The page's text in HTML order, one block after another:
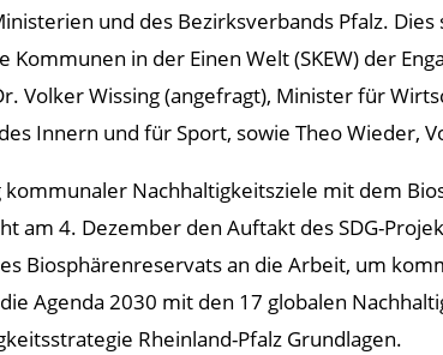
und des Bezirksverbands Pfalz.
in der Einen Welt (SKEW) der
Volker Wissing (angefragt), Minister für
Innern und für Sport, sowie Theo Wieder,
Nachhaltigkeitsziele mit dem
am 4. Dezember den Auftakt des SDG-
Biosphärenreservats an die Arbeit, um
Agenda 2030 mit den 17 globalen
Rheinland-Pfalz Grundlagen.